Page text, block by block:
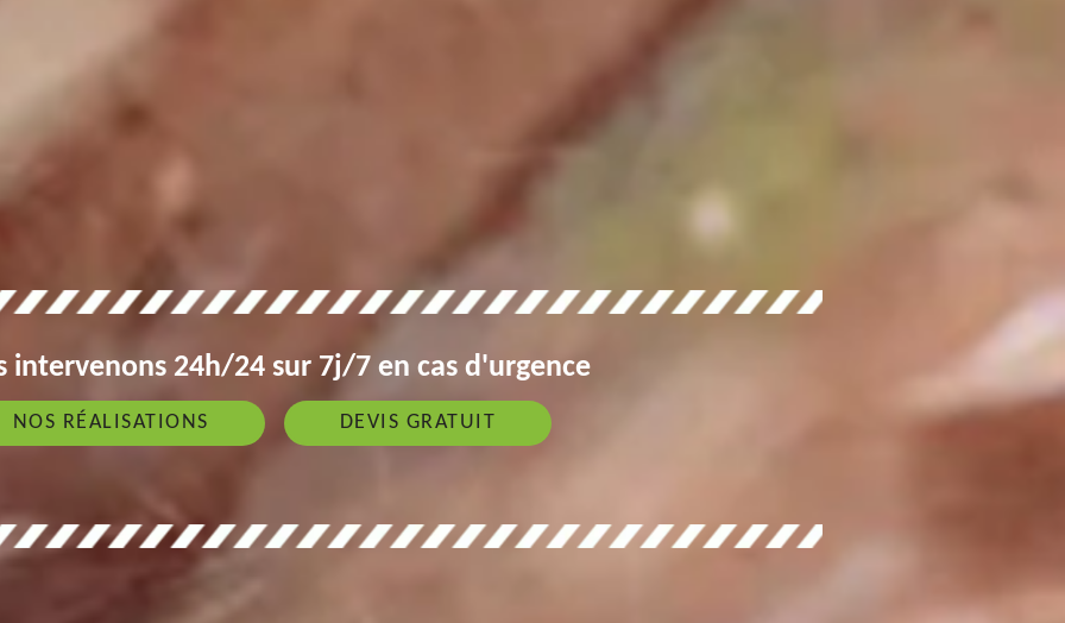
intervenons 24h/24 sur 7j/7 en cas d'urgence
NOS RÉALISATIONS DEVIS GRATUIT